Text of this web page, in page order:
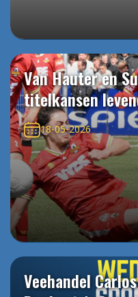
Van Hauter en
titelkansen
18-05-2026
Veehandel